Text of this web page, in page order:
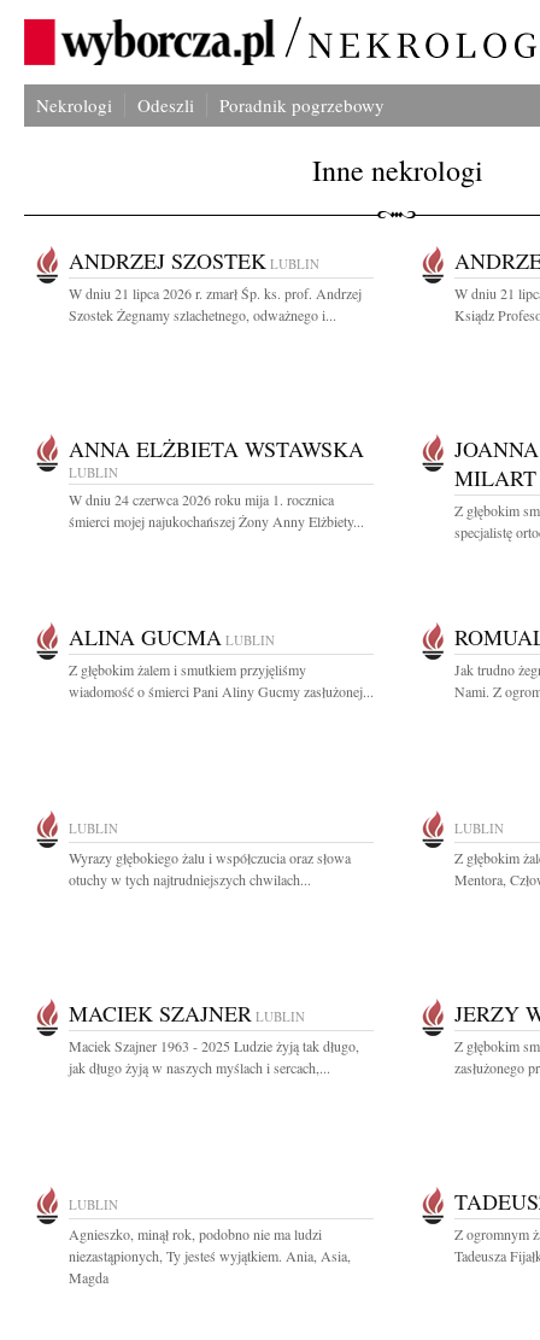
Nekrologi Odeszli Poradnik pogrzebowy
Inne nekrologi
ANDRZEJ SZOSTEK LUBLIN
W dniu 21 lipca 2026 r. zmarł Śp. ks. prof. Andrzej
Szostek Żegnamy szlachetnego, odważnego i...
W dniu 21
Ksiądz
ANNA ELŻBIETA WSTAWSKA
LUBLIN
W dniu 24 czerwca 2026 roku mija 1. rocznica
śmierci mojej najukochańszej Żony Anny Elżbiety...
MILART
Z głębokim
specjalistę
ALINA GUCMA LUBLIN
Z głębokim żalem i smutkiem przyjęliśmy
wiadomość o śmierci Pani Aliny Gucmy zasłużonej...
Jak trudno
Nami. Z
LUBLIN
Wyrazy głębokiego żalu i współczucia oraz słowa
otuchy w tych najtrudniejszych chwilach...
LUBLIN
Z głębokim
Mentora,
MACIEK SZAJNER LUBLIN
Maciek Szajner 1963 - 2025 Ludzie żyją tak długo,
jak długo żyją w naszych myślach i sercach,...
JERZY
Z głębokim
zasłużonego
LUBLIN
Agnieszko, minął rok, podobno nie ma ludzi
niezastąpionych, Ty jesteś wyjątkiem. Ania, Asia,
Magda
Z ogromnym
Tadeusza